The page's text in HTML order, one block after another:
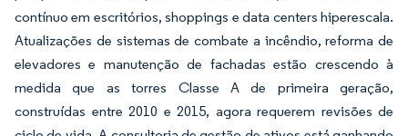
contínuo em escritórios, shoppings e data centers hiperescala.
Atualizações de sistemas de combate a incêndio, reforma de
elevadores e manutenção de fachadas estão crescendo à
medida que as torres Classe A de primeira geração,
construídas entre 2010 e 2015, agora requerem revisões de